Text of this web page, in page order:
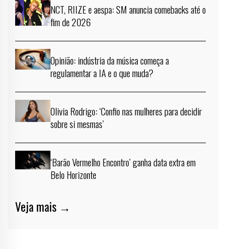
NCT, RIIZE e aespa: SM anuncia comebacks até o
fim de 2026
Opinião: indústria da música começa a
regulamentar a IA e o que muda?
Olivia Rodrigo: ‘Confio nas mulheres para decidir
sobre si mesmas’
‘Barão Vermelho Encontro’ ganha data extra em
Belo Horizonte
Veja mais →